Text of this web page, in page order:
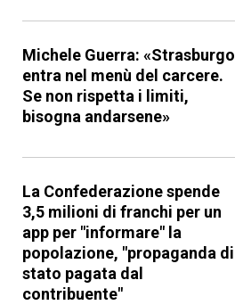
Michele Guerra: «Strasburgo
entra nel menù del carcere.
Se non rispetta i limiti,
bisogna andarsene»
La Confederazione spende
3,5 milioni di franchi per un
app per "informare" la
popolazione, "propaganda di
stato pagata dal
contribuente"